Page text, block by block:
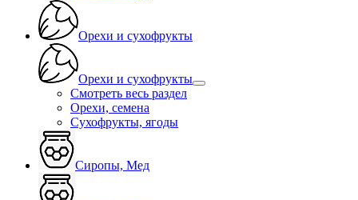
Орехи и сухофрукты
Орехи и сухофрукты
Смотреть весь раздел
Орехи, семена
Сухофрукты, ягоды
Сиропы, Мед